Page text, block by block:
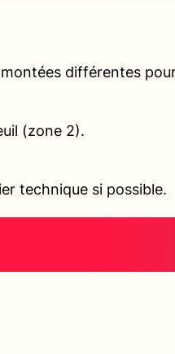
différentes
(zone 2).
technique si possible.